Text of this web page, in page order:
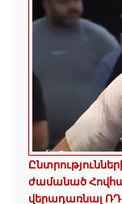
ժամանած
վերադառնալ ՌԴ